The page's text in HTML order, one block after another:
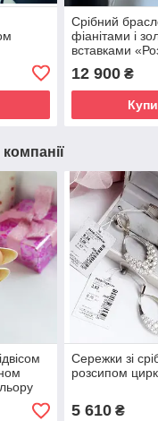
Срібний
фіанітами і
вставками
12 900₴
Сережки зі
розсипом
5 610₴